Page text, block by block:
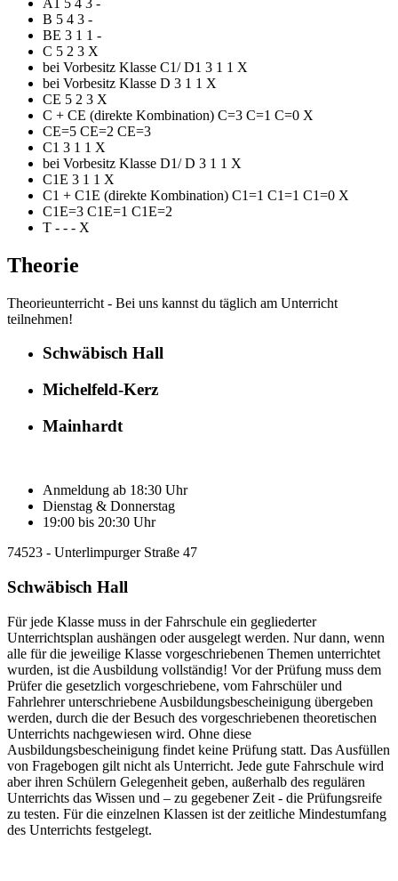
B 5 4 3 -
BE 3 1 1 -
C 5 2 3 X
bei Vorbesitz Klasse C1/ D1 3 1 1 X
bei Vorbesitz Klasse D 3 1 1 X
CE 5 2 3 X
C + CE (direkte Kombination) C=3 C=1 C=0 X
CE=5 CE=2 CE=3
C1 3 1 1 X
bei Vorbesitz Klasse D1/ D 3 1 1 X
C1E 3 1 1 X
C1 + C1E (direkte Kombination) C1=1 C1=1 C1=0 X
C1E=3 C1E=1 C1E=2
T - - - X
Theorie
Theorieunterricht - Bei uns kannst du täglich am Unterricht
teilnehmen!
Schwäbisch Hall
Michelfeld-Kerz
Mainhardt
Anmeldung ab 18:30 Uhr
Dienstag & Donnerstag
19:00 bis 20:30 Uhr
74523 - Unterlimpurger Straße 47
Schwäbisch Hall
Für jede Klasse muss in der Fahrschule ein gegliederter
Unterrichtsplan aushängen oder ausgelegt werden. Nur dann, wenn
alle für die jeweilige Klasse vorgeschriebenen Themen unterrichtet
wurden, ist die Ausbildung vollständig! Vor der Prüfung muss dem
Prüfer die gesetzlich vorgeschriebene, vom Fahrschüler und
Fahrlehrer unterschriebene Ausbildungsbescheinigung übergeben
werden, durch die der Besuch des vorgeschriebenen theoretischen
Unterrichts nachgewiesen wird. Ohne diese
Ausbildungsbescheinigung findet keine Prüfung statt. Das Ausfüllen
von Fragebogen gilt nicht als Unterricht. Jede gute Fahrschule wird
aber ihren Schülern Gelegenheit geben, außerhalb des regulären
Unterrichts das Wissen und – zu gegebener Zeit - die Prüfungsreife
zu testen. Für die einzelnen Klassen ist der zeitliche Mindestumfang
des Unterrichts festgelegt.